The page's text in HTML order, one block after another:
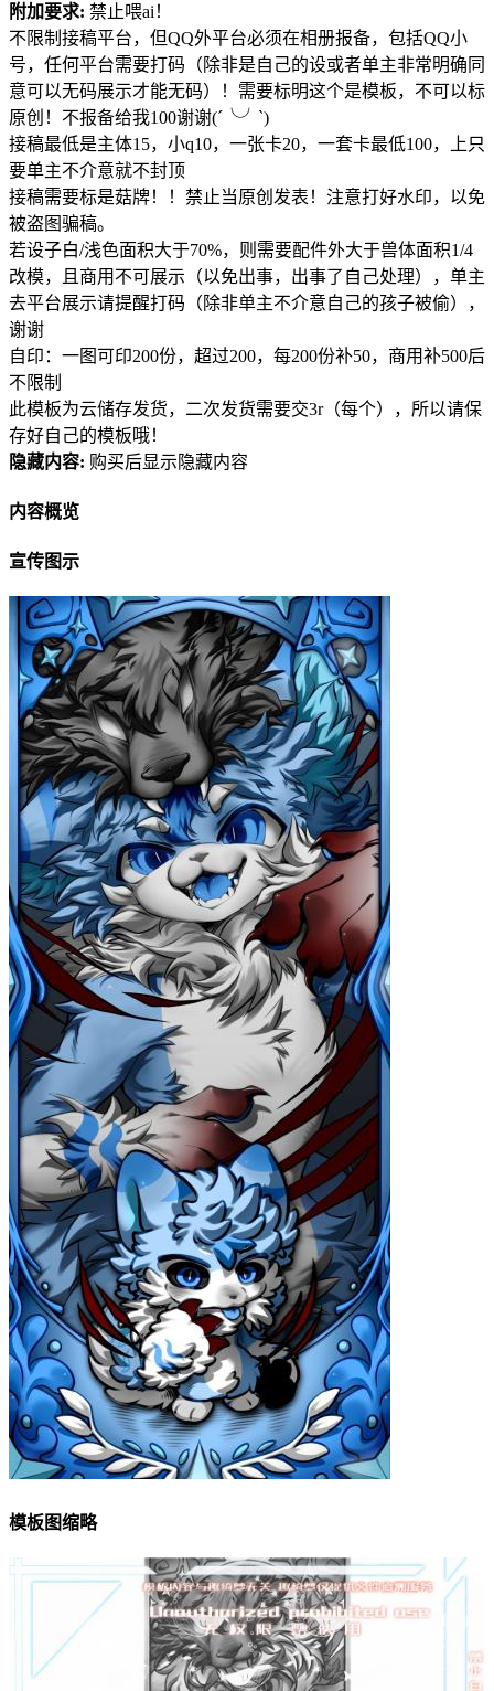
附加要求: 禁止喂ai！
不限制接稿平台，但QQ外平台必须在相册报备，包括QQ小
号，任何平台需要打码（除非是自己的设或者单主非常明确同
意可以无码展示才能无码）！需要标明这个是模板，不可以标
原创！不报备给我100谢谢(´╰╯`)
接稿最低是主体15，小q10，一张卡20，一套卡最低100，上只
要单主不介意就不封顶
接稿需要标是菇牌！！禁止当原创发表！注意打好水印，以免
被盗图骗稿。
若设子白/浅色面积大于70%，则需要配件外大于兽体面积1/4
改模，且商用不可展示（以免出事，出事了自己处理），单主
去平台展示请提醒打码（除非单主不介意自己的孩子被偷），
谢谢
自印：一图可印200份，超过200，每200份补50，商用补500后
不限制
此模板为云储存发货，二次发货需要交3r（每个），所以请保
存好自己的模板哦！
隐藏内容: 购买后显示隐藏内容
内容概览
宣传图示
模板图缩略